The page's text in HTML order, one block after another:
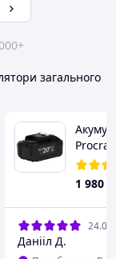
загального
Type-
1 980
Данііл Д.